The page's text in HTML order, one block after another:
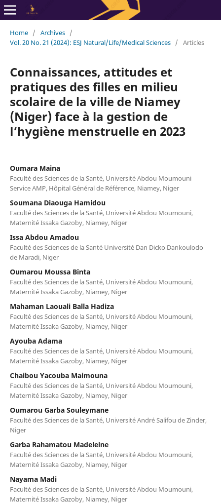
Home / Archives /
Vol. 20 No. 21 (2024): ESJ Natural/Life/Medical Sciences / Articles
Connaissances, attitudes et
pratiques des filles en milieu
scolaire de la ville de Niamey
(Niger) face à la gestion de
l’hygiène menstruelle en 2023
Oumara Maina
Faculté des Sciences de la Santé, Université Abdou Moumouni
Service AMP, Hôpital Général de Référence, Niamey, Niger
Soumana Diaouga Hamidou
Faculté des Sciences de la Santé, Université Abdou Moumouni,
Maternité Issaka Gazoby, Niamey, Niger
Issa Abdou Amadou
Faculté des Sciences de la Santé Université Dan Dicko Dankoulodo
de Maradi, Niger
Oumarou Moussa Binta
Faculté des Sciences de la Santé, Université Abdou Moumouni,
Maternité Issaka Gazoby, Niamey, Niger
Mahaman Laouali Balla Hadiza
Faculté des Sciences de la Santé, Université Abdou Moumouni,
Maternité Issaka Gazoby, Niamey, Niger
Ayouba Adama
Faculté des Sciences de la Santé, Université Abdou Moumouni,
Maternité Issaka Gazoby, Niamey, Niger
Chaibou Yacouba Maimouna
Faculté des Sciences de la Santé, Université Abdou Moumouni,
Maternité Issaka Gazoby, Niamey, Niger
Oumarou Garba Souleymane
Faculté des Sciences de la Santé, Université André Salifou de Zinder,
Niger
Garba Rahamatou Madeleine
Faculté des Sciences de la Santé, Université Abdou Moumouni,
Maternité Issaka Gazoby, Niamey, Niger
Nayama Madi
Faculté des Sciences de la Santé, Université Abdou Moumouni,
Maternité Issaka Gazoby, Niamey, Niger